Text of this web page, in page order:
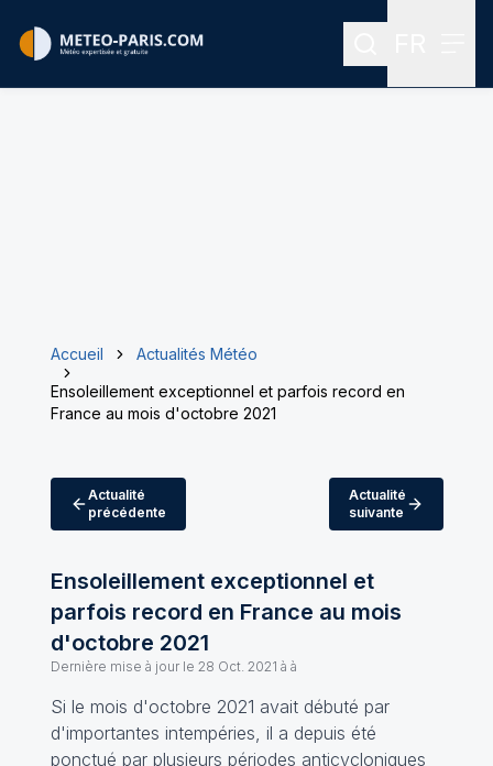
Rechercher
Accueil
Actualités Météo
Ensoleillement exceptionnel et parfois record en
France au mois d'octobre 2021
Actualité
précédente
Actualité
suivante
Ensoleillement exceptionnel et
parfois record en France au mois
d'octobre 2021
Dernière mise à jour le 28 Oct. 2021 à à
Si le mois d'octobre 2021 avait débuté par
d'importantes intempéries, il a depuis été
ponctué par plusieurs périodes anticycloniques